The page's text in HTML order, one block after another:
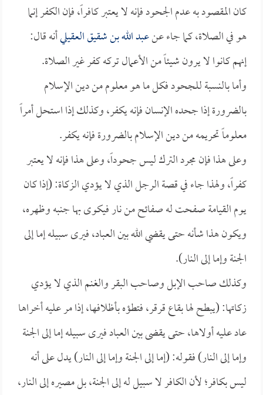
كان المقصود به عدم الجحود فإنه لا يعتبر كافراً، فإن الكفر إنما
هو في الصلاة، كما جاء عنعبد الله بن شقيق العقيليأنه قال:
إنهم كانوا لا يرون شيئاً من الأعمال تركه كفر غير الصلاة.
وأما بالنسبة للجحود فكل ما هو معلوم من دين الإسلام
بالضرورة إذا جحده الإنسان فإنه يكفر، وكذلك إذا استحل أمراً
معلوماً تحريمه من دين الإسلام بالضرورة فإنه يكفر.
وعلى هذا فإن مجرد الترك ليس جحوداً، وعلى هذا فإنه لا يعتبر
كفراً، ولهذا جاء في قصة الرجل الذي لا يؤدي الزكاة: (إذا كان
يوم القيامة صفحت له صفائح من نار فيكوى بها جنبه وظهره،
ويكون هذا شأنه حتى يقضي الله بين العباد، فيرى سبيله إما إلى
الجنة وإما إلى النار).
وكذلك صاحب الإبل وصاحب البقر والغنم الذي لا يؤدي
زكاتها: (يبطح لها بقاع قرقر، فتطؤه بأظلافها، إذا مر عليه أخراها
عاد عليه أولاها، حتى يقضى بين العباد فيرى سبيله إما إلى الجنة
وإما إلى النار) فقوله: (إما إلى الجنة وإما إلى النار) يدل على أنه
ليس بكافر؛ لأن الكافر لا سبيل له إلى الجنة، بل مصيره إلى النار،